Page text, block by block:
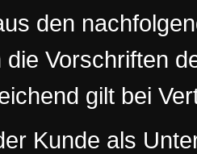
den
die Vorschriften
gilt bei
Kunde als